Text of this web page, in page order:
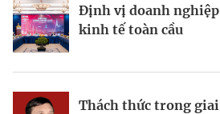
Định vị doanh
kinh tế toàn cầu
Thách thức trong
Bất động sản công
mạnh từ công nghệ và
Từ hài hòa đến hưng
Bà Đặng Minh
cơ hội, tạo dấu ấn mới
Viết lại chiến lược